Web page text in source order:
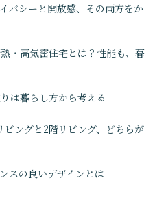
バシーと開放感、その両方をか
・高気密住宅とは？性能も、暮
は暮らし方から考える
ングと2階リビング、どちらが
スの良いデザインとは